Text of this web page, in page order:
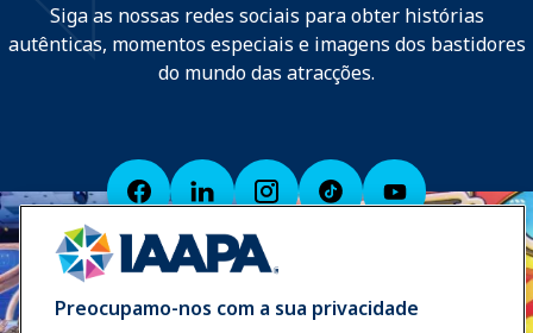
Siga as nossas redes sociais para obter histórias
autênticas, momentos especiais e imagens dos bastidores
do mundo das atracções.
Preocupamo-nos com a sua privacidade